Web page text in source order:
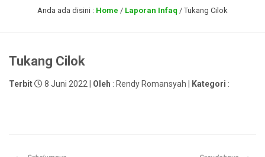
Anda ada disini : Home / Laporan Infaq /Tukang Cilok
Tukang Cilok
Terbit 8 Juni 2022 | Oleh : Rendy Romansyah | Kategori :